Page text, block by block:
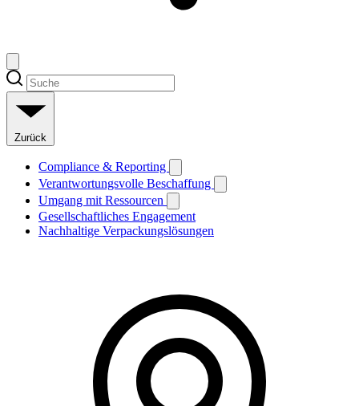
Zurück
Compliance & Reporting
Verantwortungsvolle Beschaffung
Umgang mit Ressourcen
Gesellschaftliches Engagement
Nachhaltige Verpackungslösungen